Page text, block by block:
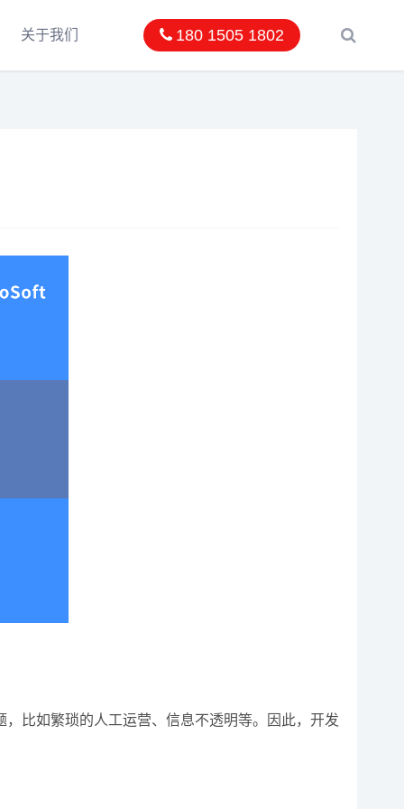
关于我们 180 1505 1802
比如繁琐的人工运营、信息不透明等。因此，开发